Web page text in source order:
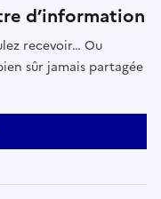
d’information
recevoir… Ou
sûr jamais partagée